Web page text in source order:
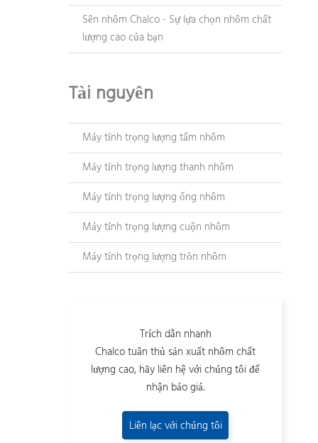
Sên nhôm Chalco - Sự lựa chọn nhôm chất
lượng cao của bạn
Tài nguyên
Máy tính trọng lượng tấm nhôm
Máy tính trọng lượng thanh nhôm
Máy tính trọng lượng ống nhôm
Máy tính trọng lượng cuộn nhôm
Máy tính trọng lượng tròn nhôm
Trích dẫn nhanh
Chalco tuân thủ sản xuất nhôm chất
lượng cao, hãy liên hệ với chúng tôi để
nhận báo giá.
Liên lạc với chúng tôi